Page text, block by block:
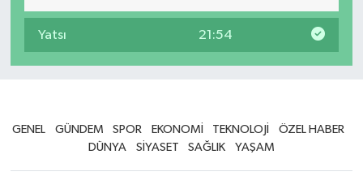
Yatsı 21:54
GENEL GÜNDEM SPOR EKONOMİ TEKNOLOJİ
ÖZEL HABER
DÜNYA
SİYASET SAĞLIK YAŞAM